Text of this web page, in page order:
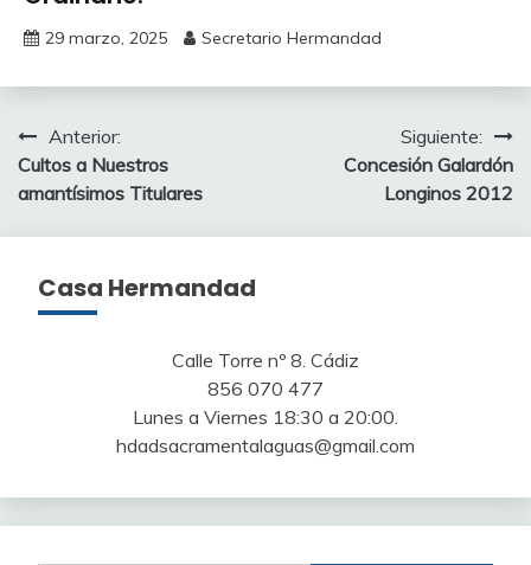
29 marzo, 2025 Secretario Hermandad
Navegación
de
entradas
Anterior:
Cultos a Nuestros
amantísimos Titulares
Siguiente:
Concesión Galardón
Longinos 2012
Casa Hermandad
Calle Torre nº 8. Cádiz
856 070 477
Lunes a Viernes 18:30 a 20:00.
hdadsacramentalaguas@gmail.com